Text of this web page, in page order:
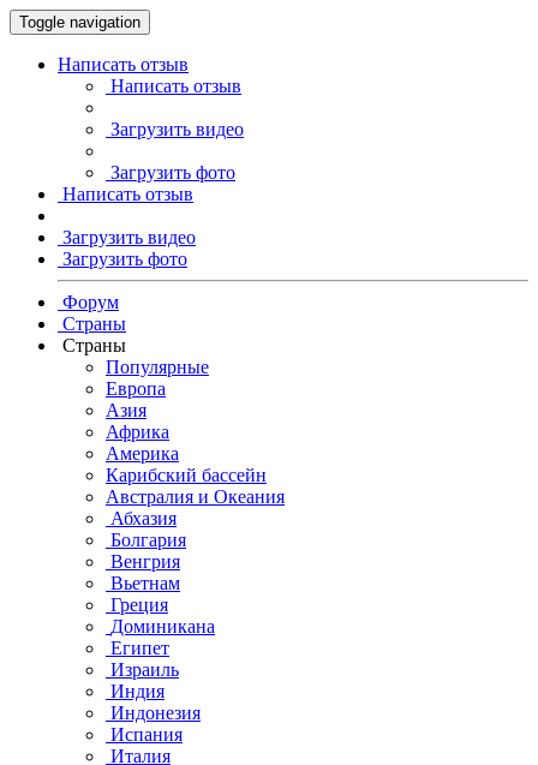
Toggle navigation
Написать отзыв
Написать отзыв
Загрузить видео
Загрузить фото
Написать отзыв
Загрузить видео
Загрузить фото
Форум
Страны
Страны
Популярные
Европа
Азия
Африка
Америка
Карибский бассейн
Австралия и Океания
Абхазия
Болгария
Венгрия
Вьетнам
Греция
Доминикана
Египет
Израиль
Индия
Индонезия
Испания
Италия